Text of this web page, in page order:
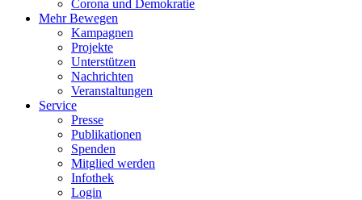
Corona und Demokratie
Mehr Bewegen
Kampagnen
Projekte
Unterstützen
Nachrichten
Veranstaltungen
Service
Presse
Publikationen
Spenden
Mitglied werden
Infothek
Login